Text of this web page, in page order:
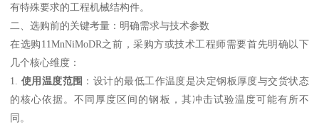
有特殊要求的工程机械结构件。
二、选购前的关键考量：明确需求与技术参数
在选购11MnNiMoDR之前，采购方或技术工程师需要首先明确以下
几个核心维度：
1. 使用温度范围 ：设计的最低工作温度是决定钢板厚度与交货状态
的核心依据。不同厚度区间的钢板，其冲击试验温度可能有所不
同。